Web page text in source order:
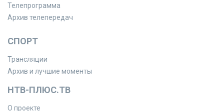
Телепрограмма
Архив телепередач
СПОРТ
Трансляции
Архив и лучшие моменты
НТВ-ПЛЮС.ТВ
О проекте